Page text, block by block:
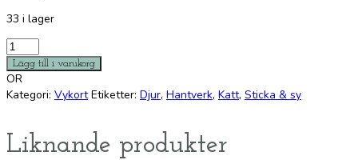
33 i lager
Vykort:
Spinna
som
en
Lägg till i varukorg
OR
Kategori: Vykort Etiketter: Djur, Hantverk, Katt, Sticka & sy
Liknande produkter